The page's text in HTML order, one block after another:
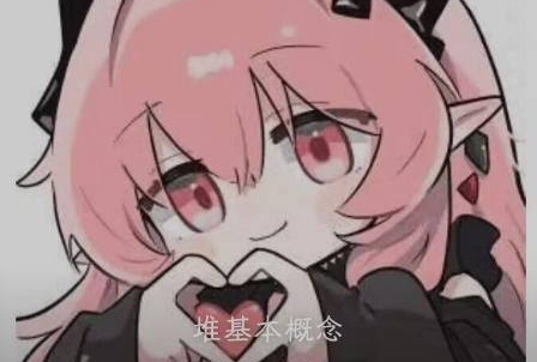
堆基本概念